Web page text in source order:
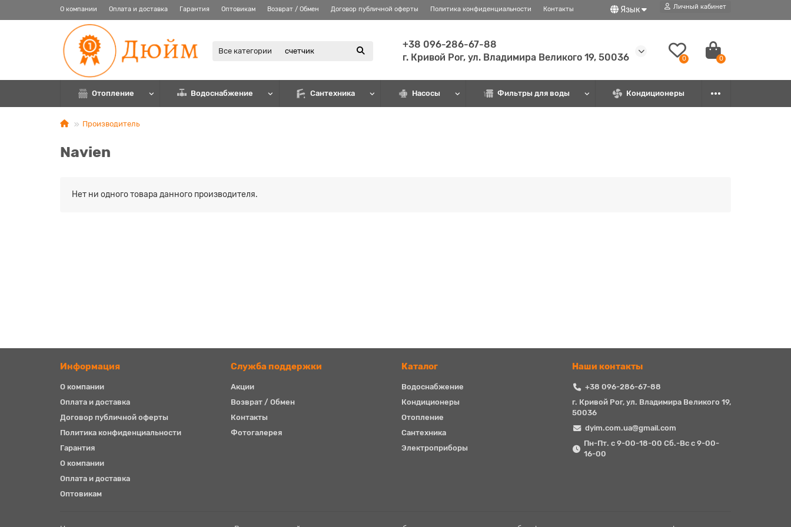
О компании Оплата и доставка Гарантия Оптовикам Возврат / Обмен Договор публичной оферты Политика конфиденциальности Контакты Язык Личный кабинет
Все категории
+38 096-286-67-88
г. Кривой Рог, ул. Владимира Великого 19, 50036
0 0
Отопление Водоснабжение Сантехника Насосы Фильтры для воды Кондиционеры
Производитель
Navien
Нет ни одного товара данного производителя.
Информация
О компании
Оплата и доставка
Договор публичной оферты
Политика конфиденциальности
Гарантия
О компании
Оплата и доставка
Оптовикам
Служба поддержки
Акции
Возврат / Обмен
Контакты
Фотогалерея
Каталог
Водоснабжение
Кондиционеры
Отопление
Сантехника
Электроприборы
Наши контакты
+38 096-286-67-88
г. Кривой Рог, ул. Владимира Великого 19,
50036
dyim.com.ua@gmail.com
Пн-Пт. с 9-00-18-00 Сб.-Вс с 9-00-
16-00